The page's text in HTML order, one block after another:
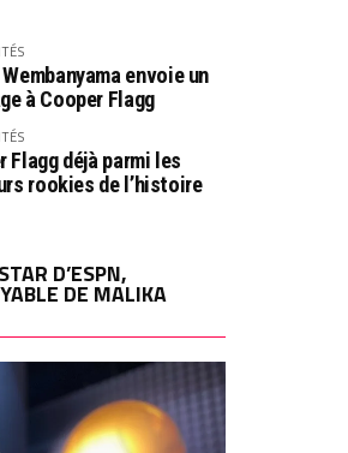
envoie un
à Cooper Flagg
Flagg déjà parmi les
rookies de l’histoire
D’ESPN,
DE MALIKA